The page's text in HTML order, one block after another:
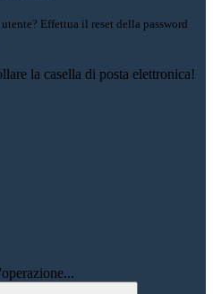
Effettua il reset della password
la casella di posta elettronica!